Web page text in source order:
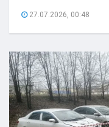
27.07.2026, 00:48